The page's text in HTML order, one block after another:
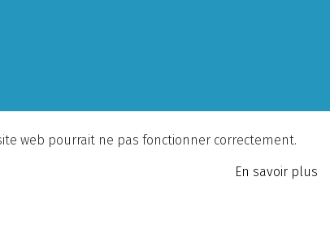
web pourrait ne pas fonctionner correctement.
En savoir plus